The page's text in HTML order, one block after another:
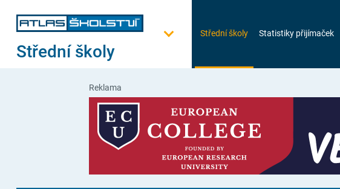
Střední školy
Střední školy Statistiky přijímaček
Reklama